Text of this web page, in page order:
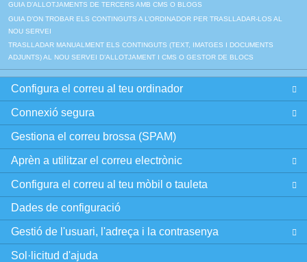
GUIA D’ALLOTJAMENTS DE TERCERS AMB CMS O BLOGS
GUIA D’ON TROBAR ELS CONTINGUTS A L’ORDINADOR PER TRASLLADAR-LOS AL
NOU SERVEI
TRASLLADAR MANUALMENT ELS CONTINGUTS (TEXT, IMATGES I DOCUMENTS
ADJUNTS) AL NOU SERVEI D’ALLOTJAMENT I CMS O GESTOR DE BLOCS
Configura el correu al teu ordinador
Connexió segura
Gestiona el correu brossa (SPAM)
Aprèn a utilitzar el correu electrònic
Configura el correu al teu mòbil o tauleta
Dades de configuració
Gestió de l'usuari, l'adreça i la contrasenya
Sol·licitud d'ajuda